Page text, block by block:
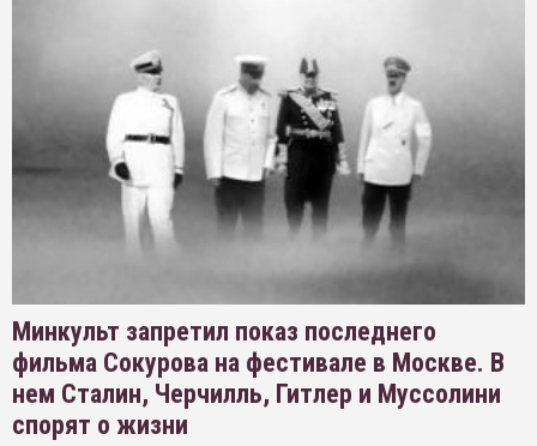
Минкульт запретил показ последнего
фильма Сокурова на фестивале в Москве. В
нем Сталин, Черчилль, Гитлер и Муссолини
спорят о жизни